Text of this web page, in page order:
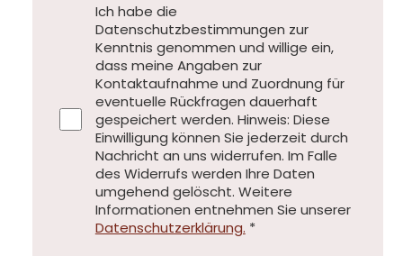
Ich habe die
Datenschutzbestimmungen zur
Kenntnis genommen und willige ein,
dass meine Angaben zur
Kontaktaufnahme und Zuordnung für
eventuelle Rückfragen dauerhaft
gespeichert werden. Hinweis: Diese
Einwilligung können Sie jederzeit durch
Nachricht an uns widerrufen. Im Falle
des Widerrufs werden Ihre Daten
umgehend gelöscht. Weitere
Informationen entnehmen Sie unserer
Datenschutzerklärung. *